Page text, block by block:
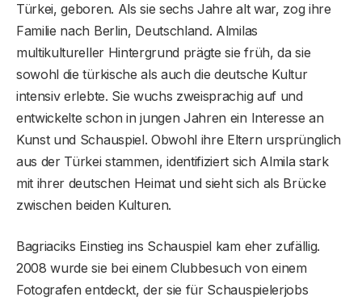
Türkei, geboren. Als sie sechs Jahre alt war, zog ihre
Familie nach Berlin, Deutschland. Almilas
multikultureller Hintergrund prägte sie früh, da sie
sowohl die türkische als auch die deutsche Kultur
intensiv erlebte. Sie wuchs zweisprachig auf und
entwickelte schon in jungen Jahren ein Interesse an
Kunst und Schauspiel. Obwohl ihre Eltern ursprünglich
aus der Türkei stammen, identifiziert sich Almila stark
mit ihrer deutschen Heimat und sieht sich als Brücke
zwischen beiden Kulturen.
Bagriaciks Einstieg ins Schauspiel kam eher zufällig.
2008 wurde sie bei einem Clubbesuch von einem
Fotografen entdeckt, der sie für Schauspielerjobs